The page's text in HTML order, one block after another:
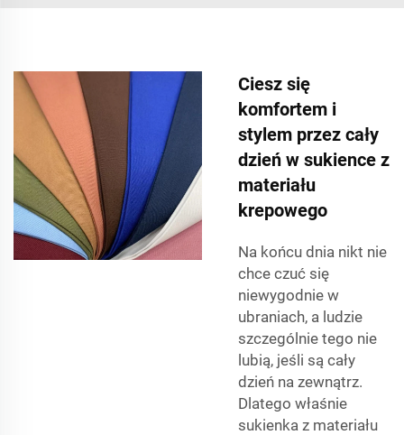
Ciesz się
komfortem i
stylem przez cały
dzień w sukience z
materiału
krepowego
Na końcu dnia nikt nie
chce czuć się
niewygodnie w
ubraniach, a ludzie
szczególnie tego nie
lubią, jeśli są cały
dzień na zewnątrz.
Dlatego właśnie
sukienka z materiału